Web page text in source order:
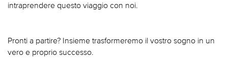
intraprendere questo viaggio con noi.
Pronti a partire? Insieme trasformeremo il vostro sogno in un
vero e proprio successo.